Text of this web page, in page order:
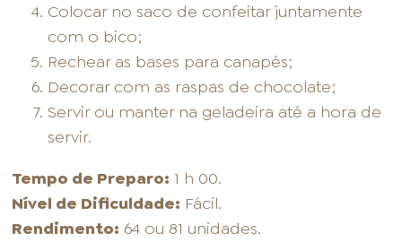
Colocar no saco de confeitar juntamente
com o bico;
Rechear as bases para canapés;
Decorar com as raspas de chocolate;
Servir ou manter na geladeira até a hora de
servir.
Tempo de Preparo: 1 h 00.
Nível de Dificuldade: Fácil.
Rendimento: 64 ou 81 unidades.